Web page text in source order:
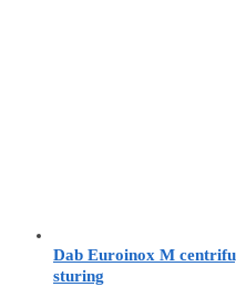
Dab Euroinox M
sturing